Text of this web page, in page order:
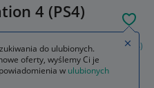
4 (PS4)
konsole Sony PlayStation 4 (PS4)
4 ps4 pro 1tb 2 pady
do ulubionych.
oferty, wyślemy Ci je
w ulubionych